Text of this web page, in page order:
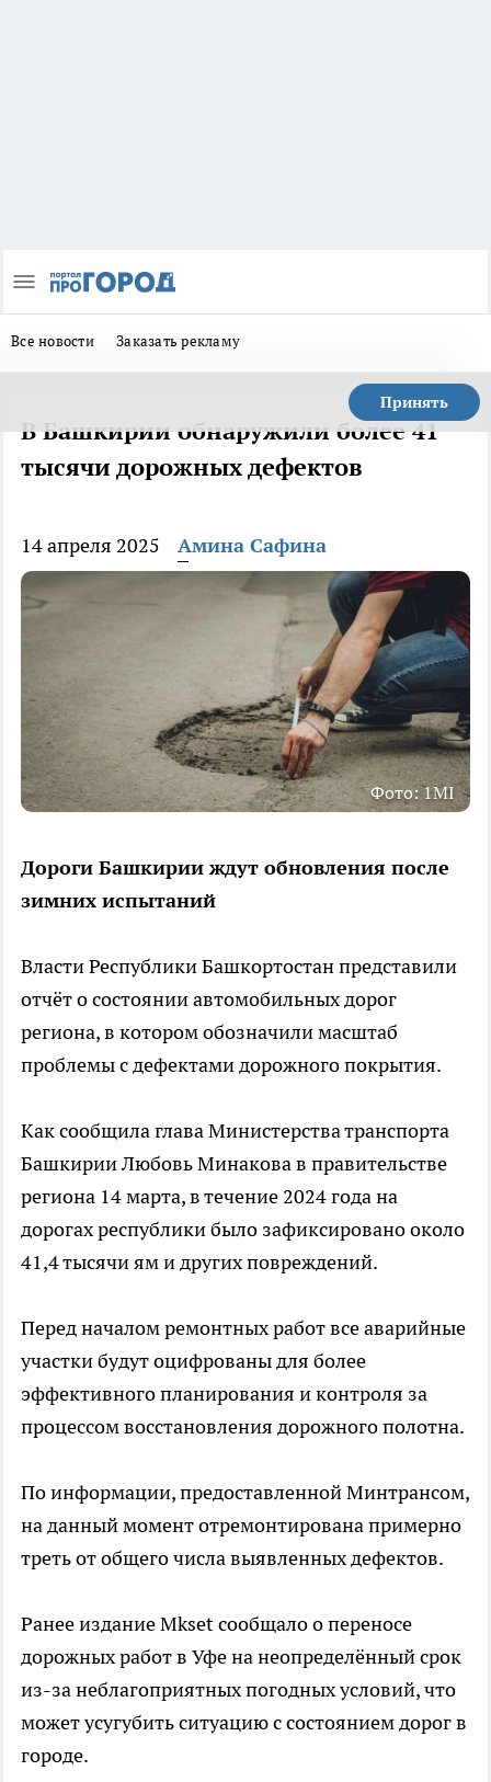
Все новости Заказать рекламу
Принять
В Башкирии обнаружили более 41
тысячи дорожных дефектов
14 апреля 2025 Амина Сафина
Фото: 1MI
Дороги Башкирии ждут обновления после
зимних испытаний
Власти Республики Башкортостан представили
отчёт о состоянии автомобильных дорог
региона, в котором обозначили масштаб
проблемы с дефектами дорожного покрытия.
Как сообщила глава Министерства транспорта
Башкирии Любовь Минакова в правительстве
региона 14 марта, в течение 2024 года на
дорогах республики было зафиксировано около
41,4 тысячи ям и других повреждений.
Перед началом ремонтных работ все аварийные
участки будут оцифрованы для более
эффективного планирования и контроля за
процессом восстановления дорожного полотна.
По информации, предоставленной Минтрансом,
на данный момент отремонтирована примерно
треть от общего числа выявленных дефектов.
Ранее издание Mkset сообщало о переносе
дорожных работ в Уфе на неопределённый срок
из-за неблагоприятных погодных условий, что
может усугубить ситуацию с состоянием дорог в
городе.